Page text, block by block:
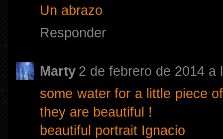
Un abrazo
Responder
Marty 2 de febrero de 2014 a
some water for a little piece
they are beautiful !
beautiful portrait Ignacio